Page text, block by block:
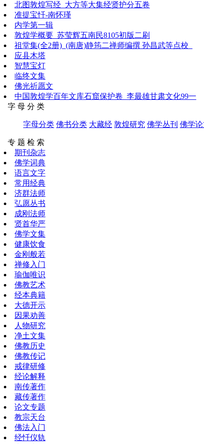
北图敦煌写经_大方等大集经贤护分五卷
准提宝忏-南怀瑾
内学第一辑
敦煌学概要_苏莹辉五南民8105初版二刷
祖堂集(全2册)_(南唐)静筠二禅师编撰 孙昌武等点校_
应县木塔
智慧宝灯
临终文集
佛光祈愿文
中国敦煌学百年文库石窟保护卷_李最雄甘肃文化99一
字 母 分 类
字母分类 佛书分类 大藏经 敦煌研究 佛学丛刊 佛学
专 题 检 索
期刊杂志
佛学词典
语言文字
常用经典
济群法师
弘愿丛书
成刚法师
贤首华严
佛学文集
健康饮食
金刚般若
禅修入门
瑜伽唯识
佛教艺术
经本典籍
大德开示
因果劝善
人物研究
净土文集
佛教历史
佛教传记
戒律研修
经论解释
南传著作
藏传著作
论文专题
教宗天台
佛法入门
经忏仪轨